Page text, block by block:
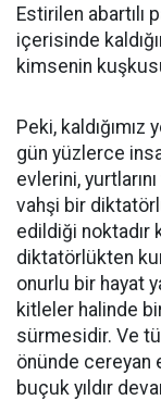
Estirilen abartılı
içerisinde
kimsenin
Peki,
gün yüzlerce
evlerini,
vahşi bir
edildiği noktadır
diktatörlükten
onurlu bir hayat
kitleler halinde bir
sürmesidir. Ve
önünde cereyan
buçuk yıldır